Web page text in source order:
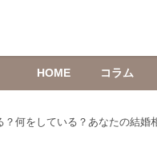
HOME コラム
？何をしている？あなたの結婚